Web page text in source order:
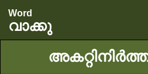
Word
വാക്കു